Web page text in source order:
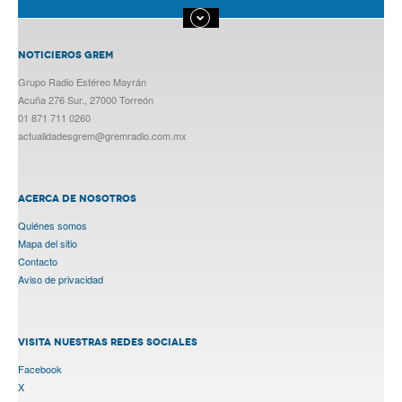
NOTICIEROS GREM
Grupo Radio Estéreo Mayrán
Acuña 276 Sur., 27000 Torreón
01 871 711 0260
actualidadesgrem@gremradio.com.mx
ACERCA DE NOSOTROS
Quiénes somos
Mapa del sitio
Contacto
Aviso de privacidad
VISITA NUESTRAS REDES SOCIALES
Facebook
X